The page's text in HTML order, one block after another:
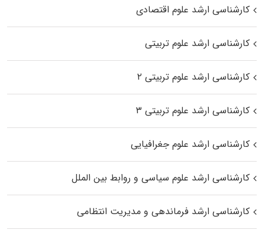
کارشناسی ارشد علوم اقتصادی
کارشناسی ارشد علوم تربیتی
کارشناسی ارشد علوم تربیتی ۲
کارشناسی ارشد علوم تربیتی ۳
کارشناسی ارشد علوم جغرافیایی
کارشناسی ارشد علوم سیاسی و روابط بین الملل
کارشناسی ارشد فرماندهی و مدیریت انتظامی